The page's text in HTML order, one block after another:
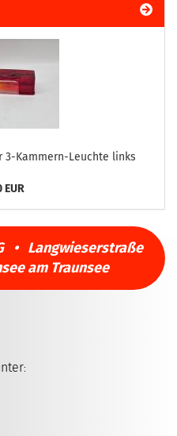
3-Kammern-Leuchte links
EUR
• Langwieserstraße
am Traunsee
: